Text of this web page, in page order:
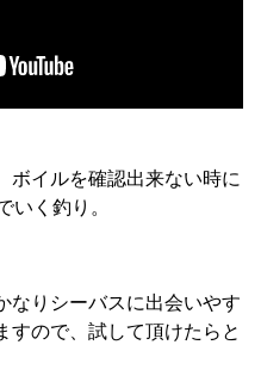
ボイルを確認出来ない時に
いく釣り。
なりシーバスに出会いやす
すので、試して頂けたらと